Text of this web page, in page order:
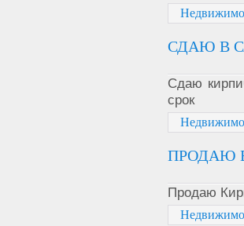
СДАЮ В
Сдаю
срок
ПРОДАЮ
Продаю